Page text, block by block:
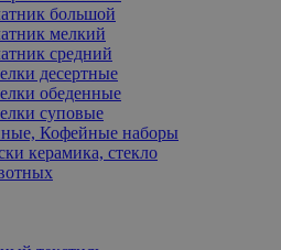
большой
мелкий
средний
десертные
обеденные
суповые
Кофейные наборы
керамика, стекло